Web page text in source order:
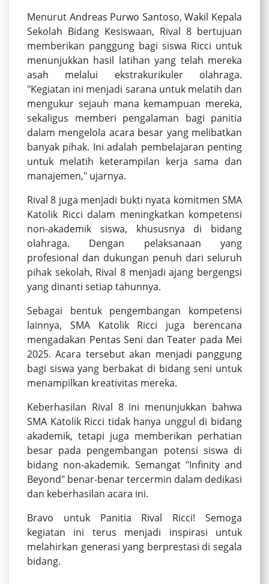
Menurut Andreas Purwo Santoso, Wakil Kepala
Sekolah Bidang Kesiswaan, Rival 8 bertujuan
memberikan panggung bagi siswa Ricci untuk
menunjukkan hasil latihan yang telah mereka
asah melalui ekstrakurikuler olahraga.
"Kegiatan ini menjadi sarana untuk melatih dan
mengukur sejauh mana kemampuan mereka,
sekaligus memberi pengalaman bagi panitia
dalam mengelola acara besar yang melibatkan
banyak pihak. Ini adalah pembelajaran penting
untuk melatih keterampilan kerja sama dan
manajemen," ujarnya.
Rival 8 juga menjadi bukti nyata komitmen SMA
Katolik Ricci dalam meningkatkan kompetensi
non-akademik siswa, khususnya di bidang
olahraga. Dengan pelaksanaan yang
profesional dan dukungan penuh dari seluruh
pihak sekolah, Rival 8 menjadi ajang bergengsi
yang dinanti setiap tahunnya.
Sebagai bentuk pengembangan kompetensi
lainnya, SMA Katolik Ricci juga berencana
mengadakan Pentas Seni dan Teater pada Mei
2025. Acara tersebut akan menjadi panggung
bagi siswa yang berbakat di bidang seni untuk
menampilkan kreativitas mereka.
Keberhasilan Rival 8 ini menunjukkan bahwa
SMA Katolik Ricci tidak hanya unggul di bidang
akademik, tetapi juga memberikan perhatian
besar pada pengembangan potensi siswa di
bidang non-akademik. Semangat "Infinity and
Beyond" benar-benar tercermin dalam dedikasi
dan keberhasilan acara ini.
Bravo untuk Panitia Rival Ricci! Semoga
kegiatan ini terus menjadi inspirasi untuk
melahirkan generasi yang berprestasi di segala
bidang.